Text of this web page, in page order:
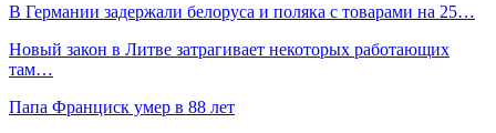
В Германии задержали белоруса и поляка с товарами на 25…
Новый закон в Литве затрагивает некоторых работающих
там…
Папа Франциск умер в 88 лет